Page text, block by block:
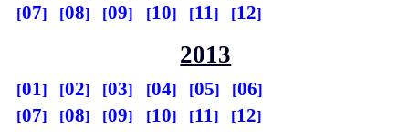
07
08 09 10 11 12
2013
01 02 03 04 05
06
07
08 09 10 11 12